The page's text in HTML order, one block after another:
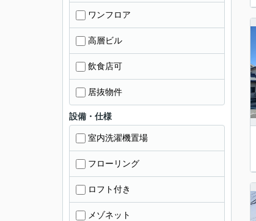
ワンフロア
高層ビル
飲食店可
居抜物件
設備・仕様
室内洗濯機置場
フローリング
ロフト付き
メゾネット